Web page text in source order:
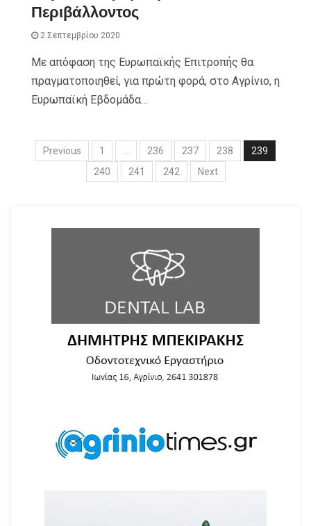
Περιβάλλοντος
2 Σεπτεμβρίου 2020
Με απόφαση της Ευρωπαϊκής Επιτροπής θα
πραγματοποιηθεί, για πρώτη φορά, στο Αγρίνιο, η
Ευρωπαϊκή Εβδομάδα…
Previous 1 236 237 238
239
240
241 242 Next